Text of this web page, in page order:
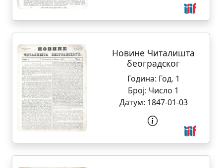
Новине Читалишта
београдског
Година: Год. 1
Број: Число 1
Датум: 1847-01-03